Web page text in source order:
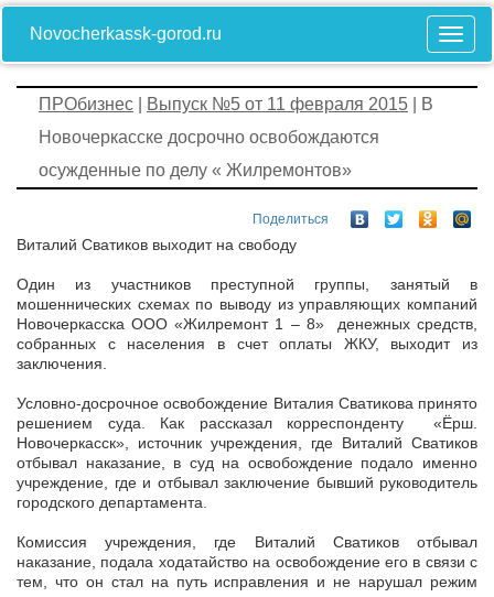
Novocherkassk-gorod.ru
ПРОбизнес Выпуск №5 от 11 февраля 2015 | В
Новочеркасске досрочно освобождаются
осужденные по делу « Жилремонтов»
Поделиться
Виталий Сватиков выходит на свободу
Один из участников преступной группы, занятый в
мошеннических схемах по выводу из управляющих компаний
Новочеркасска ООО «Жилремонт 1 – 8» денежных средств,
собранных с населения в счет оплаты ЖКУ, выходит из
заключения.
Условно-досрочное освобождение Виталия Сватикова принято
решением суда. Как рассказал корреспонденту «Ёрш.
Новочеркасск», источник учреждения, где Виталий Сватиков
отбывал наказание, в суд на освобождение подало именно
учреждение, где и отбывал заключение бывший руководитель
городского департамента.
Комиссия учреждения, где Виталий Сватиков отбывал
наказание, подала ходатайство на освобождение его в связи с
тем, что он стал на путь исправления и не нарушал режим